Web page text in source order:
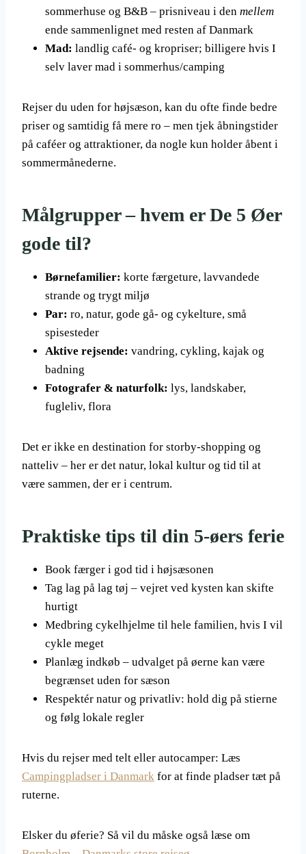
sommerhuse og B&B – prisniveau i den mellem
ende sammenlignet med resten af Danmark
Mad: landlig café- og kropriser; billigere hvis I
selv laver mad i sommerhus/camping
Rejser du uden for højsæson, kan du ofte finde bedre
priser og samtidig få mere ro – men tjek åbningstider
på caféer og attraktioner, da nogle kun holder åbent i
sommermånederne.
Målgrupper – hvem er De 5 Øer
gode til?
Børnefamilier: korte færgeture, lavvandede
strande og trygt miljø
Par: ro, natur, gode gå- og cykelture, små
spisesteder
Aktive rejsende: vandring, cykling, kajak og
badning
Fotografer & naturfolk: lys, landskaber,
fugleliv, flora
Det er ikke en destination for storby-shopping og
natteliv – her er det natur, lokal kultur og tid til at
være sammen, der er i centrum.
Praktiske tips til din 5-øers ferie
Book færger i god tid i højsæsonen
Tag lag på lag tøj – vejret ved kysten kan skifte
hurtigt
Medbring cykelhjelme til hele familien, hvis I vil
cykle meget
Planlæg indkøb – udvalget på øerne kan være
begrænset uden for sæson
Respektér natur og privatliv: hold dig på stierne
og følg lokale regler
Hvis du rejser med telt eller autocamper: Læs
Campingpladser i Danmark for at finde pladser tæt på
ruterne.
Elsker du øferie? Så vil du måske også læse om